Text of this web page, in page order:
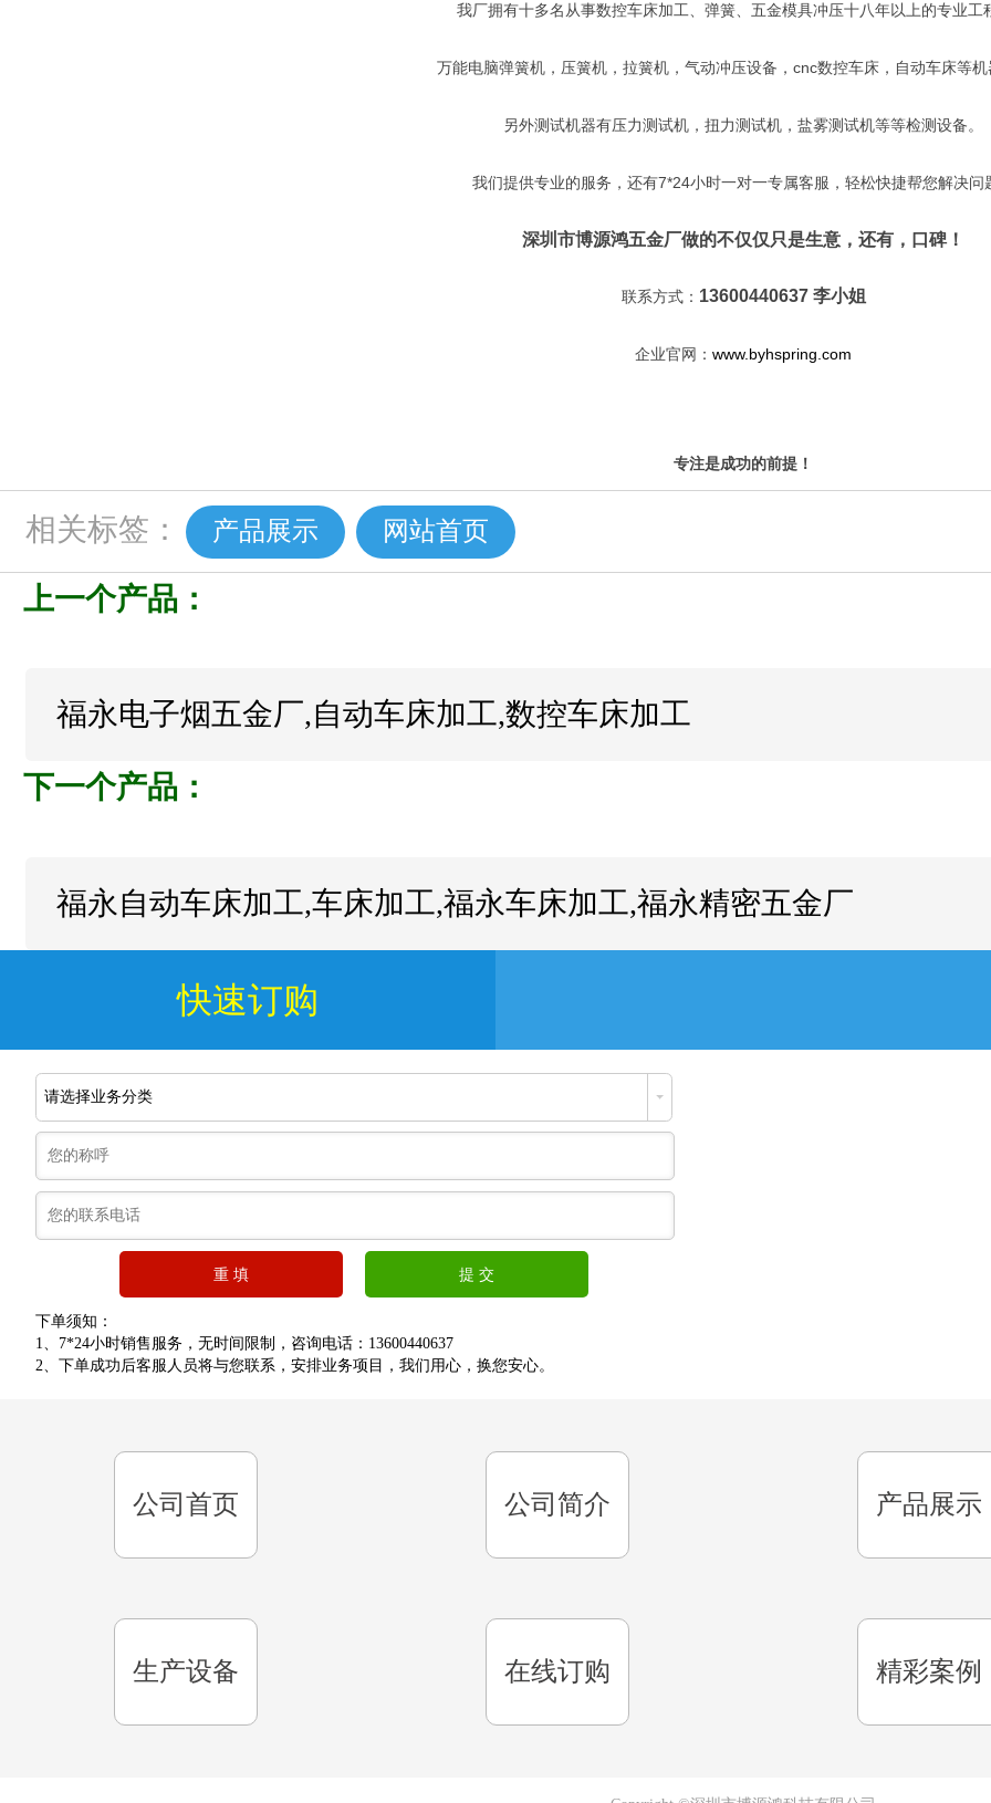
我厂拥有十多名从事数控车床加工、弹簧、五金模具冲压十八年以上的专业工
万能电脑弹簧机，压簧机，拉簧机，气动冲压设备，cnc数控车床，自动车床等机
另外测试机器有压力测试机，扭力测试机，盐雾测试机等等检测设备。
我们提供专业的服务，还有7*24小时一对一专属客服，轻松快捷帮您解决问
深圳市博源鸿五金厂做的不仅仅只是生意，还有，口碑！
联系方式： 13600440637 李小姐
企业官网： www.byhspring.com
专注是成功的前提！
相关标签： 产品展示 网站首页
上一个产品：
福永电子烟五金厂,自动车床加工,数控车床加工
下一个产品：
福永自动车床加工,车床加工,福永车床加工,福永精密五金厂
快速订购
请选择业务分类
重 填 提 交
下单须知：
1、7*24小时销售服务，无时间限制，咨询电话：13600440637
2、下单成功后客服人员将与您联系，安排业务项目，我们用心，换您安心。
公司首页 公司简介 产品展示
生产设备 在线订购 精彩案例